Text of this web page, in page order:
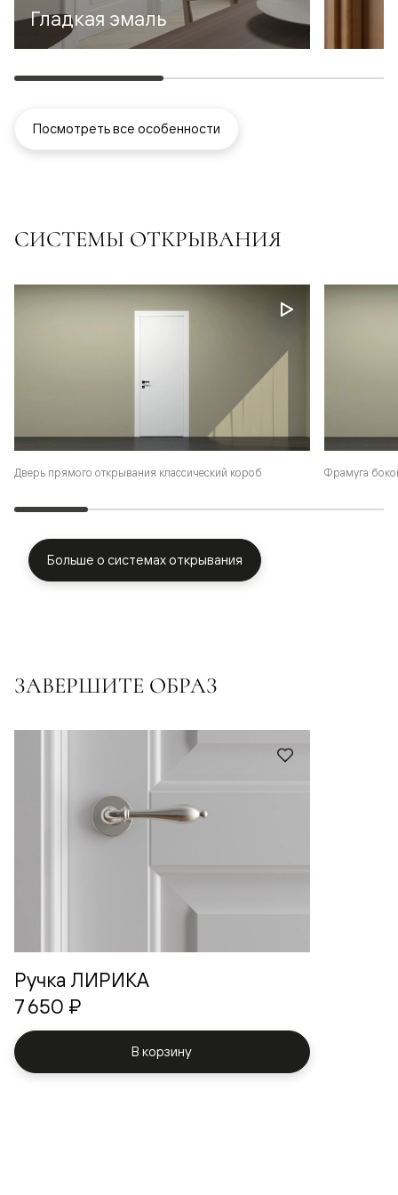
Гладкая эмаль
Посмотреть все особенности
СИСТЕМЫ ОТКРЫВАНИЯ
Дверь прямого открывания классический короб Фрамуга
Больше о системах открывания
ЗАВЕРШИТЕ ОБРАЗ
Ручка ЛИРИКА
7 650 ₽
В корзину